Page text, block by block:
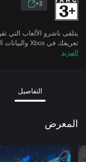
3+
يتلقى ناشرو الألعاب التي
تعريفك في Xbox والبيانات المقترنة بينما تمارس الألعاب.
المزيد
التفاصيل
المعرض